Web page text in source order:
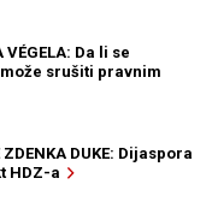
VÉGELA: Da li se
srušiti pravnim
ZDENKA DUKE: Dijaspora
HDZ-a